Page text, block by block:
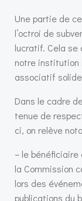
Une partie de
l’octroi de
lucratif. Cela se
notre institution
associatif
Dans le cadre
tenue de
ci, on relève
– le
la Commission
lors des
publications du